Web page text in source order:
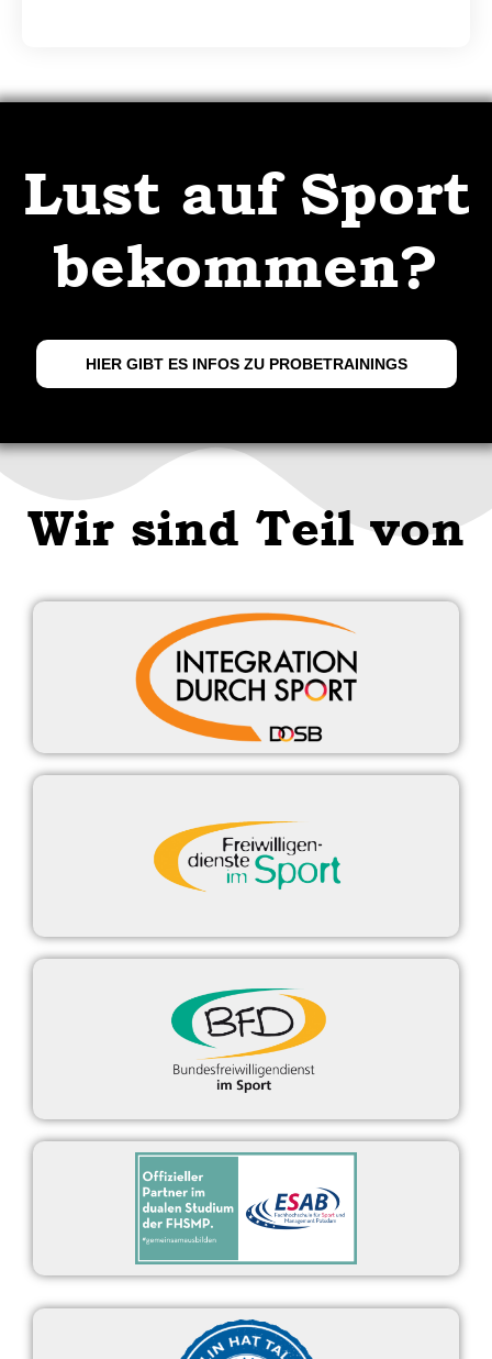
Lust auf Sport
bekommen?
HIER GIBT ES INFOS ZU PROBETRAININGS
Wir sind Teil von